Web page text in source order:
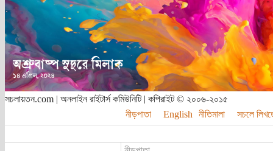
সচলায়তন.com | অনলাইন রাইটার্স কমিউনিটি | কপিরাইট © ২০০৬-২০১৫
নীড়পাতা
English নীতিমালা সচলে